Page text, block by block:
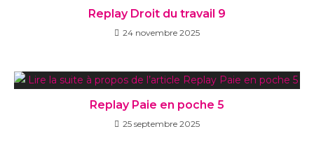
Replay Droit du travail 9
24 novembre 2025
Replay Paie en poche 5
25 septembre 2025